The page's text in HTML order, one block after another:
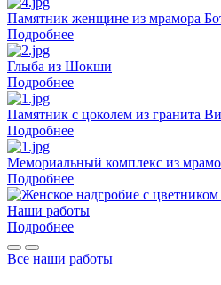
Памятник женщине из мрамора
Подробнее
Глыба из Шокши
Подробнее
Памятник с цоколем из гранита
Подробнее
Мемориальный комплекс из
Подробнее
Наши работы
Подробнее
Все наши работы